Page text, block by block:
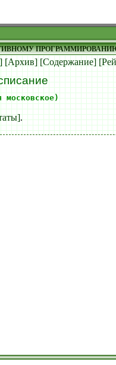
[Архив] [Содержание]
московское)
.